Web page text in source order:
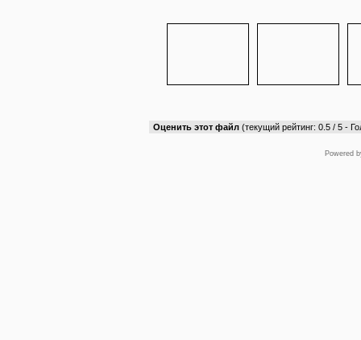
Оценить этот файл (текущий рейтинг: 0.5 / 5 -
Powered